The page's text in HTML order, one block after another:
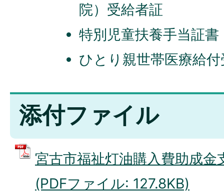
院）受給者証
特別児童扶養手当証
ひとり親世帯医療給
添付ファイル
宮古市福祉灯油購入費助成金
(PDFファイル: 127.8KB)